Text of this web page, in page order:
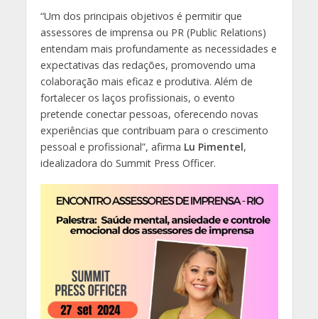
“Um dos principais objetivos é permitir que
assessores de imprensa ou PR (Public Relations)
entendam mais profundamente as necessidades e
expectativas das redações, promovendo uma
colaboração mais eficaz e produtiva. Além de
fortalecer os laços profissionais, o evento
pretende conectar pessoas, oferecendo novas
experiências que contribuam para o crescimento
pessoal e profissional”, afirma Lu Pimentel,
idealizadora do Summit Press Officer.